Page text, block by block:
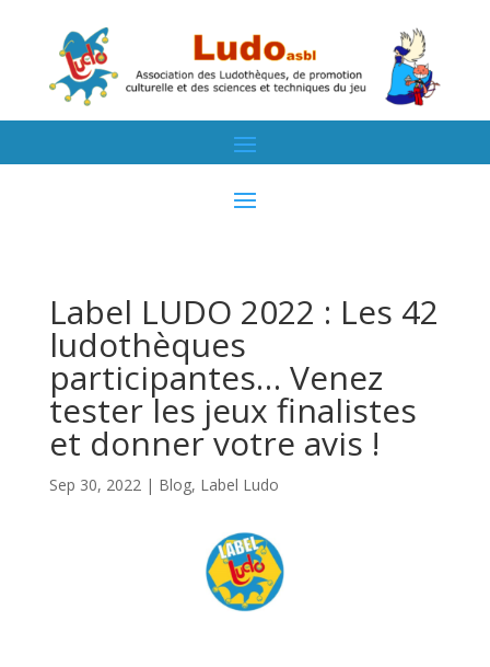
Label LUDO 2022 : Les 42
ludothèques
participantes… Venez
tester les jeux finalistes
et donner votre avis !
Sep 30, 2022 | Blog, Label Ludo